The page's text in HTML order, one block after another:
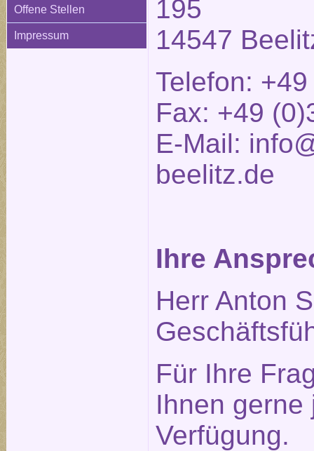
Offene Stellen
Impressum
195
14547
Telefon:
Fax: +49
E-Mail:
beelitz.de
Ihre
Herr Anton
Für Ihre
Ihnen gerne
Verfügung.